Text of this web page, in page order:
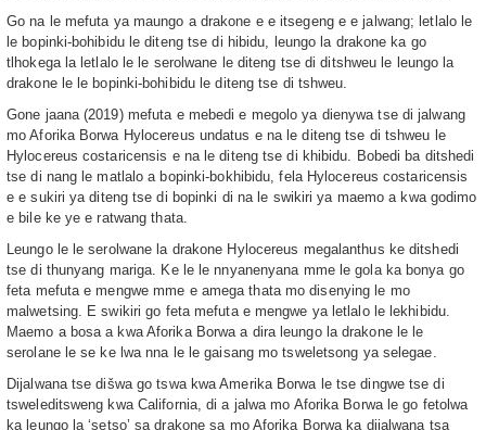
Go na le mefuta ya maungo a drakone e e itsegeng e e jalwang; letlalo le
le bopinki-bohibidu le diteng tse di hibidu, leungo la drakone ka go
tlhokega la letlalo le le serolwane le diteng tse di ditshweu le leungo la
drakone le le bopinki-bohibidu le diteng tse di tshweu.
Gone jaana (2019) mefuta e mebedi e megolo ya dienywa tse di jalwang
mo Aforika Borwa Hylocereus undatus e na le diteng tse di tshweu le
Hylocereus costaricensis e na le diteng tse di khibidu. Bobedi ba ditshedi
tse di nang le matlalo a bopinki-bokhibidu, fela Hylocereus costaricensis
e e sukiri ya diteng tse di bopinki di na le swikiri ya maemo a kwa godimo
e bile ke ye e ratwang thata.
Leungo le le serolwane la drakone Hylocereus megalanthus ke ditshedi
tse di thunyang mariga. Ke le le nnyanenyana mme le gola ka bonya go
feta mefuta e mengwe mme e amega thata mo disenying le mo
malwetsing. E swikiri go feta mefuta e mengwe ya letlalo le lekhibidu.
Maemo a bosa a kwa Aforika Borwa a dira leungo la drakone le le
serolane le se ke lwa nna le le gaisang mo tsweletsong ya selegae.
Dijalwana tse dišwa go tswa kwa Amerika Borwa le tse dingwe tse di
tsweleditsweng kwa California, di a jalwa mo Aforika Borwa le go fetolwa
ka leungo la ‘setso’ sa drakone sa mo Aforika Borwa ka dijalwana tsa